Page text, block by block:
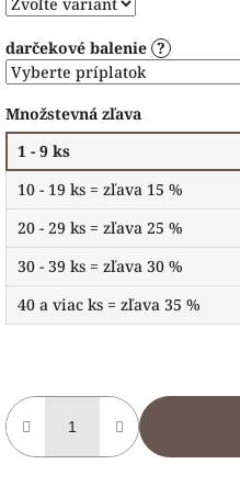
darčekové balenie ?
Množstevná zľava
1 - 9 ks
10 - 19 ks = zľava 15 %
20 - 29 ks = zľava 25 %
30 - 39 ks = zľava 30 %
40 a viac ks = zľava 35 %